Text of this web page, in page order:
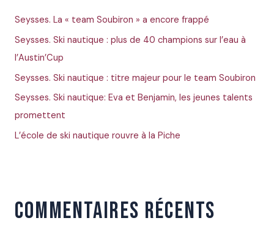
h
Seysses. La « team Soubiron » a encore frappé
Seysses. Ski nautique : plus de 40 champions sur l’eau à
l’Austin’Cup
Seysses. Ski nautique : titre majeur pour le team Soubiron
Seysses. Ski nautique: Eva et Benjamin, les jeunes talents
promettent
L’école de ski nautique rouvre à la Piche
COMMENTAIRES RÉCENTS